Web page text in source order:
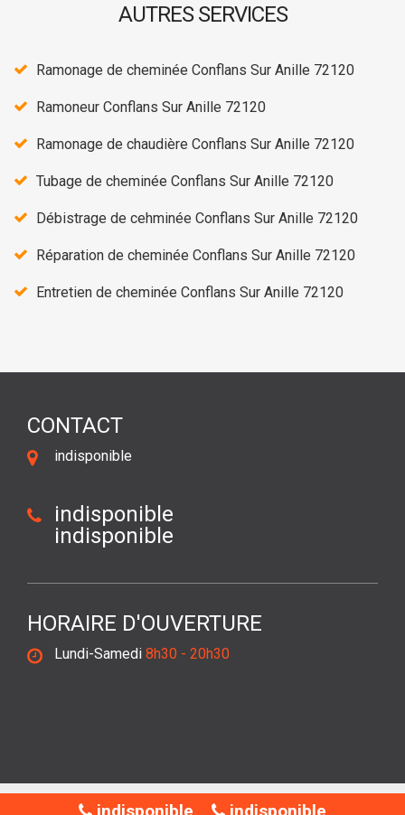
AUTRES SERVICES
Ramonage de cheminée Conflans Sur Anille 72120
Ramoneur Conflans Sur Anille 72120
Ramonage de chaudière Conflans Sur Anille 72120
Tubage de cheminée Conflans Sur Anille 72120
Débistrage de cehminée Conflans Sur Anille 72120
Réparation de cheminée Conflans Sur Anille 72120
Entretien de cheminée Conflans Sur Anille 72120
CONTACT
indisponible
indisponible
indisponible
HORAIRE D'OUVERTURE
Lundi-Samedi 8h30 - 20h30
©2018 Tout droit réservé -Mentions légales